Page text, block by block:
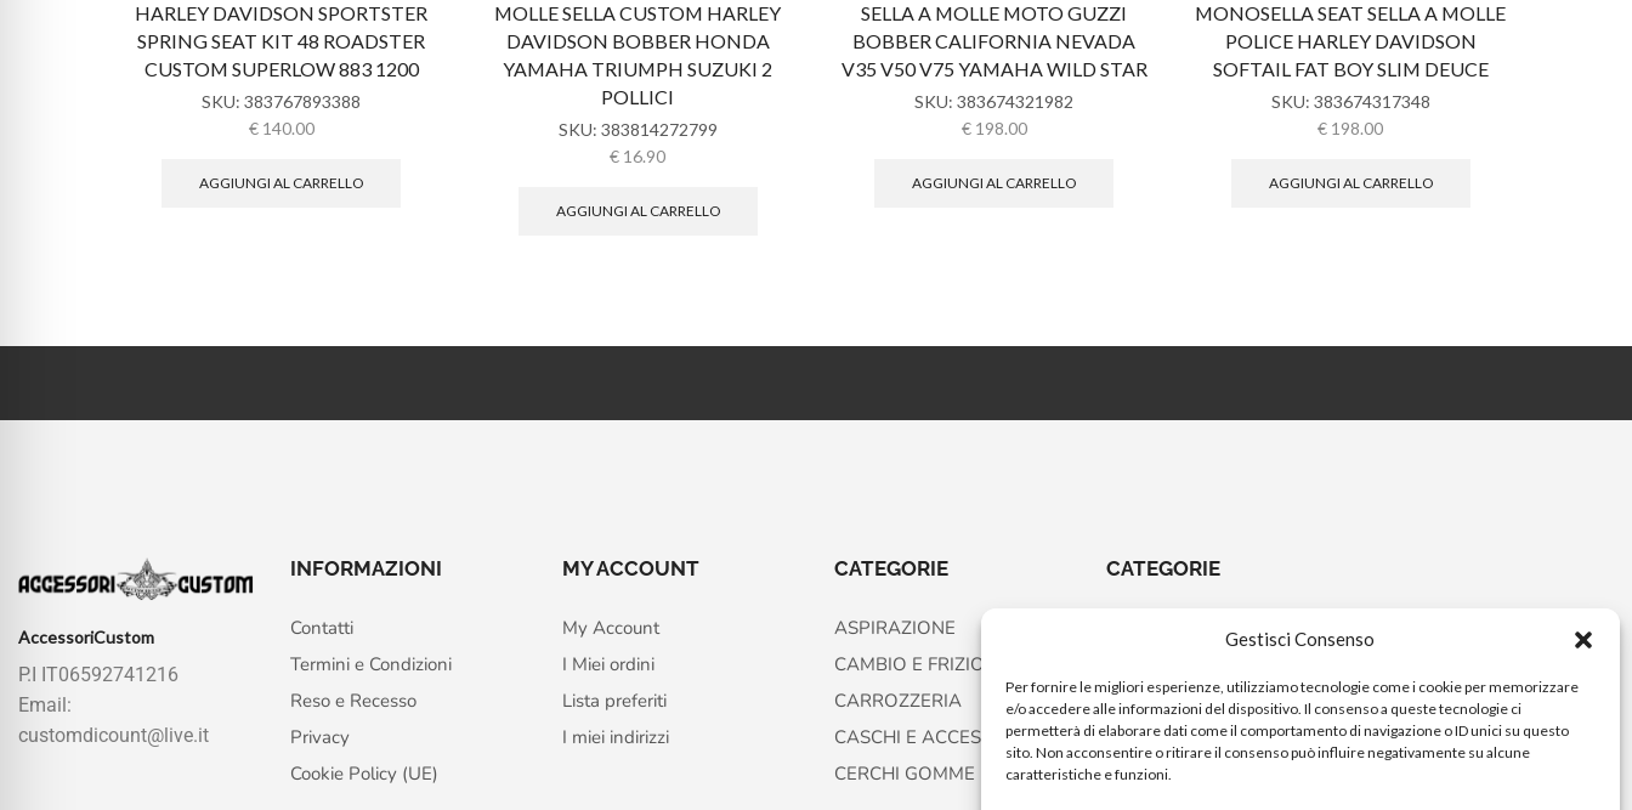
Gestisci Consenso
Per fornire le migliori esperienze, utilizziamo tecnologie come i cookie per memorizzare
e/o accedere alle informazioni del dispositivo. Il consenso a queste tecnologie ci
permetterà di elaborare dati come il comportamento di navigazione o ID unici su questo
sito. Non acconsentire o ritirare il consenso può influire negativamente su alcune
caratteristiche e funzioni.
HARLEY DAVIDSON SPORTSTER
SPRING SEAT KIT 48 ROADSTER
CUSTOM SUPERLOW 883 1200
SKU:383767893388
€140.00
AGGIUNGI AL CARRELLO
MOLLE SELLA CUSTOM HARLEY
DAVIDSON BOBBER HONDA
YAMAHA TRIUMPH SUZUKI 2
POLLICI
SKU: 383814272799
€ 16.90
AGGIUNGI AL CARRELLO
SELLA A MOLLE MOTO GUZZI
BOBBER CALIFORNIA NEVADA
V35 V50 V75 YAMAHA WILD STAR
SKU:383674321982
€198.00
AGGIUNGI AL CARRELLO
MONOSELLA SEAT SELLA A MOLLE
POLICE HARLEY DAVIDSON
SOFTAIL FAT BOY SLIM DEUCE
SKU: 383674317348
€ 198.00
AGGIUNGI AL CARRELLO
AccessoriCustom
P.I IT06592741216
Email:
customdicount@live.it
INFORMAZIONI
Contatti
Termini e Condizioni
Reso e Recesso
Privacy
Cookie Policy (UE)
MY ACCOUNT
My Account
I Miei ordini
Lista preferiti
I miei indirizzi
CATEGORIE
ASPIRAZIONE
CAMBIO E FRIZIONE
CARROZZERIA
CASCHI E ACCESSORI
CERCHI GOMME FRENI
CATEGORIE
CHIAVI E ATTREZZI
COMANDI MANUBRIO
ELETTRICO
FORCELLE E AMMORTIZZATORI